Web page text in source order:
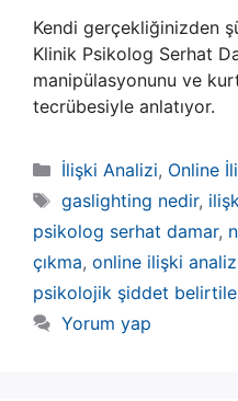
Kendi gerçekliğinizden
Klinik Psikolog Serhat
manipülasyonunu ve
tecrübesiyle anlatıyor.
Kategoriler
İlişki Analizi, Online
Etiketler
gaslighting nedir,
psikolog serhat damar,
çıkma, online ilişki
psikolojik şiddet
Yorum yap